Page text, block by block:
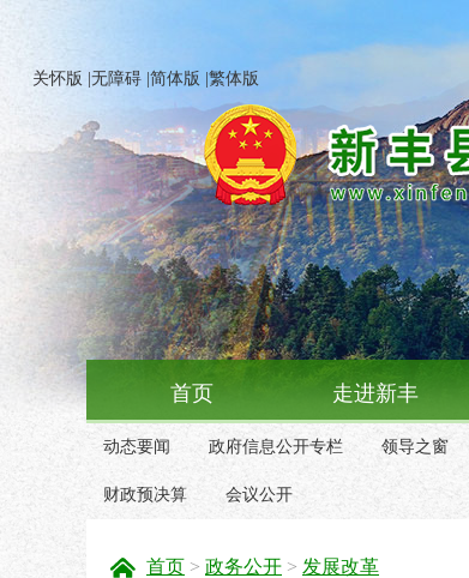
关怀版 无障碍 简体版 繁体版
首页 走进新丰
动态要闻 政府信息公开专栏 领导之窗
财政预决算 会议公开
首页 > 政务公开 > 发展改革